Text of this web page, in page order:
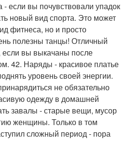
- если вы почувствовали упадок
новый вид спорта. Это может
фитнеса, но и просто
полезны танцы! Отличный
если вы выкачаны после
42. Наряды - красивое платье
уровень своей энергии.
не обязательно
одежду в домашней
завалы - старые вещи, мусор
женщины. Только в том
сложный период - пора